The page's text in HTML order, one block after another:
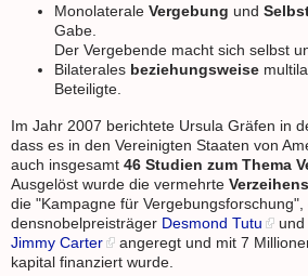
MonolateraleVergebung und
Gabe.
Der Vergebende macht sich selbst
Bilaterales beziehungsweise
Beteiligte.
Im Jahr 2007 berichtete Ursula Gräfen in
dass es in den Vereinigten Staaten von
auch insgesamt46 Studien zum Thema
Ausgelöst wurde die vermehrte
die "Kampagne für
densnobelpreisträger Desmond Tutu
Jimmy Carter
angeregt und mit 7
kapital finanziert wurde.